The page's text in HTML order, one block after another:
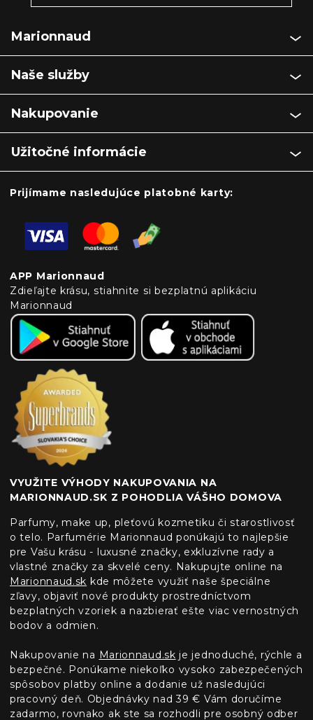
Marionnaud
Naše služby
Nakupovanie
Užitočné informácie
Prijímame nasledujúce platobné karty:
APP Marionnaud
Zdieľajte krásu, stiahnite si bezplatnú aplikáciu
Marionnaud
VYUŽITE VÝHODY NAKUPOVANIA NA
MARIONNAUD.SK Z POHODLIA VÁŠHO DOMOVA
Parfumy, make up, pleťovú kozmetiku či starostlivosť
o telo. Parfumérie Marionnaud ponúkajú to najlepšie
pre Vašu krásu - luxusné značky, exkluzívne rady a
vlastné značky za skvelé ceny. Nakupujte online na
Marionnaud.sk kde môžete využiť naše špeciálne
zľavy, objaviť nové produkty prostredníctvom
bezplatných vzoriek a nazbierať ešte viac vernostných
bodov a odmien.
Nakupovanie na Marionnaud.sk je jednoduché, rýchle a
bezpečné. Ponúkame niekoľko vysoko zabezpečených
spôsobov platby online a dodanie už nasledujúci
pracovný deň. Objednávky nad 39 € Vám doručíme
zadarmo, rovnako ak ste sa rozhodli pre osobný odber